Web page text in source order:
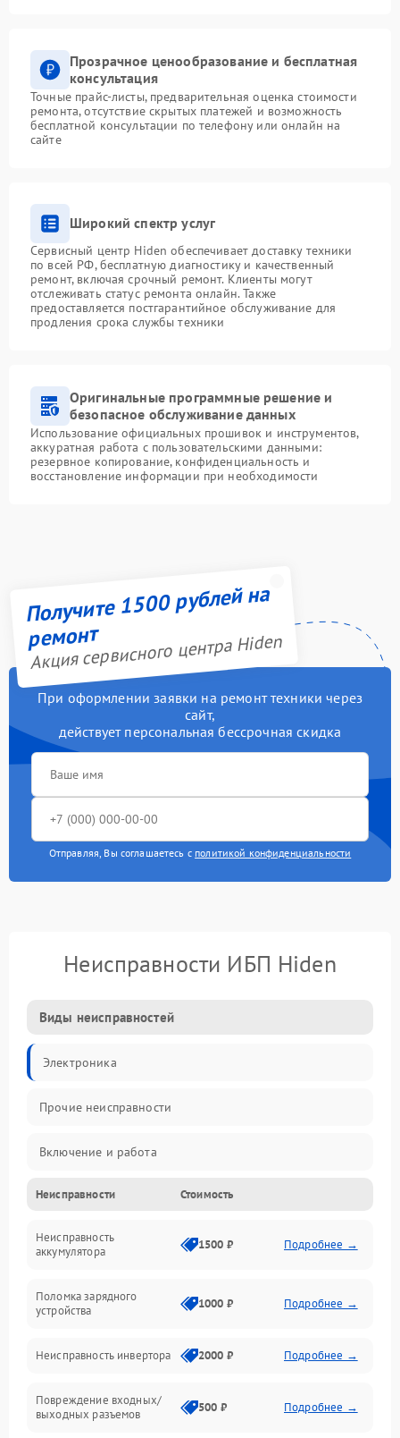
Прозрачное ценообразование и бесплатная
консультация
Точные прайс-листы, предварительная оценка стоимости
ремонта, отсутствие скрытых платежей и возможность
бесплатной консультации по телефону или онлайн на
сайте
Широкий спектр услуг
Сервисный центр Hiden обеспечивает доставку техники
по всей РФ, бесплатную диагностику и качественный
ремонт, включая срочный ремонт. Клиенты могут
отслеживать статус ремонта онлайн. Также
предоставляется постгарантийное обслуживание для
продления срока службы техники
Оригинальные программные решение и
безопасное обслуживание данных
Использование официальных прошивок и инструментов,
аккуратная работа с пользовательскими данными:
резервное копирование, конфиденциальность и
восстановление информации при необходимости
Получите 1500 рублей на
ремонт
Акция сервисного центра Hiden
При оформлении заявки на ремонт техники через
сайт,
действует персональная бессрочная скидка
Отправляя, Вы соглашаетесь с политикой конфиденциальности
Неисправности ИБП Hiden
Виды неисправностей
Электроника
Прочие неисправности
Включение и работа
Работа с нагрузкой
Звук и индикация
Механические повреждения
Неисправности Стоимость
Неисправность
аккумулятора
1500 ₽ Подробнее →
Поломка зарядного
устройства
1000 ₽ Подробнее →
Неисправность инвертора 2000 ₽ Подробнее →
Повреждение входных/
выходных разъемов
500 ₽ Подробнее →